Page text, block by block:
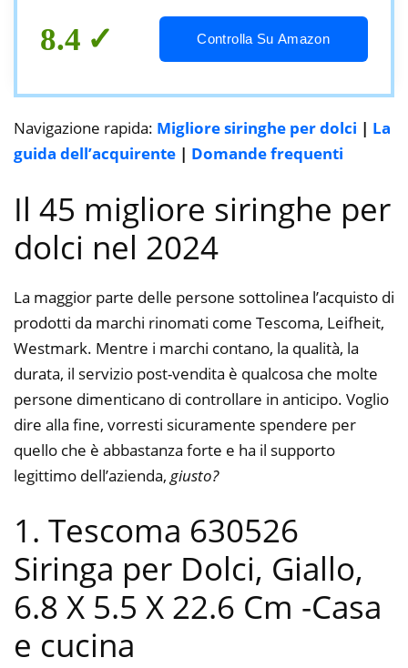
8.4 Controlla Su Amazon
Navigazione rapida: Migliore siringhe per dolci | La
guida dell’acquirente | Domande frequenti
Il 45 migliore siringhe per
dolci nel 2024
La maggior parte delle persone sottolinea l’acquisto di
prodotti da marchi rinomati come Tescoma, Leifheit,
Westmark. Mentre i marchi contano, la qualità, la
durata, il servizio post-vendita è qualcosa che molte
persone dimenticano di controllare in anticipo. Voglio
dire alla fine, vorresti sicuramente spendere per
quello che è abbastanza forte e ha il supporto
legittimo dell’azienda, giusto?
1. Tescoma 630526
Siringa per Dolci, Giallo,
6.8 X 5.5 X 22.6 Cm -Casa
e cucina